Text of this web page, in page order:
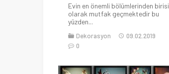
Evin en önemli bölümlerinden birisi
olarak mutfak geçmektedir bu
yüzden...
Dekorasyon
09.02.2019
0